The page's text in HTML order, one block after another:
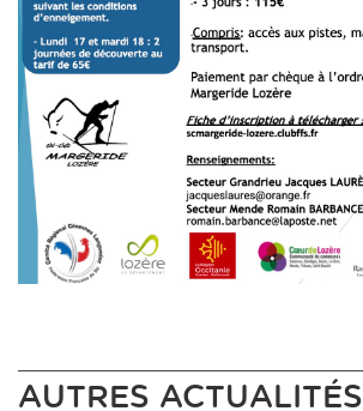
AUTRES ACTUALITÉS